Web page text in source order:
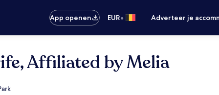
App openen
EUR• Adverteer je
Affiliated by Melia